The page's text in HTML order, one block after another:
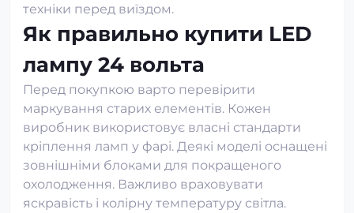
техніки перед виїздом.
Як правильно купити LED
лампу 24 вольта
Перед покупкою варто перевірити
маркування старих елементів. Кожен
виробник використовує власні стандарти
кріплення ламп у фарі. Деякі моделі оснащені
зовнішніми блоками для покращеного
охолодження. Важливо враховувати
яскравість і колірну температуру світла.